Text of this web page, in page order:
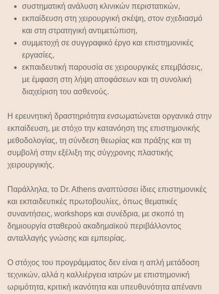
συστηματική ανάλυση κλινικών περιστατικών,
εκπαίδευση στη χειρουργική σκέψη, στον σχεδιασμό
και στη στρατηγική αντιμετώπιση,
συμμετοχή σε συγγραφικό έργο και επιστημονικές
εργασίες,
εκπαιδευτική παρουσία σε χειρουργικές επεμβάσεις,
με έμφαση στη λήψη αποφάσεων και τη συνολική
διαχείριση του ασθενούς.
Η ερευνητική δραστηριότητα ενσωματώνεται οργανικά στην
εκπαίδευση, με στόχο την κατανόηση της επιστημονικής
μεθοδολογίας, τη σύνδεση θεωρίας και πράξης και τη
συμβολή στην εξέλιξη της σύγχρονης πλαστικής
χειρουργικής.
Παράλληλα, το Dr. Athens αναπτύσσει ίδιες επιστημονικές
και εκπαιδευτικές πρωτοβουλίες, όπως θεματικές
συναντήσεις, workshops και συνέδρια, με σκοπό τη
δημιουργία σταθερού ακαδημαϊκού περιβάλλοντος
ανταλλαγής γνώσης και εμπειρίας.
Ο στόχος του προγράμματος δεν είναι η απλή μετάδοση
τεχνικών, αλλά η καλλιέργεια ιατρών με επιστημονική
ωριμότητα, κριτική ικανότητα και υπευθυνότητα απέναντι